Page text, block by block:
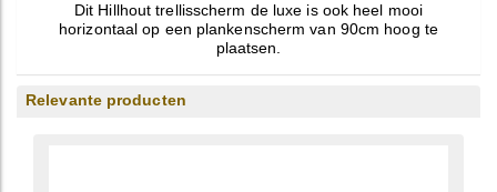
Dit Hillhout trellisscherm de luxe is ook heel mooi
horizontaal op een plankenscherm van 90cm hoog te
plaatsen.
Relevante producten